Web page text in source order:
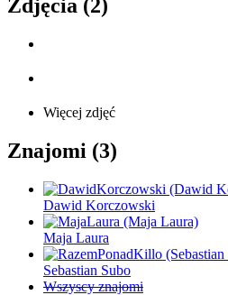
Zdjęcia (2)
Więcej zdjęć
Znajomi (3)
Dawid Korczowski
Maja Laura
Sebastian Subo
Wszyscy znajomi